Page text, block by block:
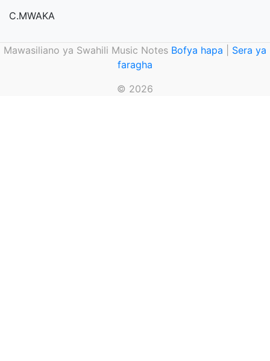
C.MWAKA
Mawasiliano ya Swahili Music Notes Bofya hapa
Sera ya
faragha
© 2026